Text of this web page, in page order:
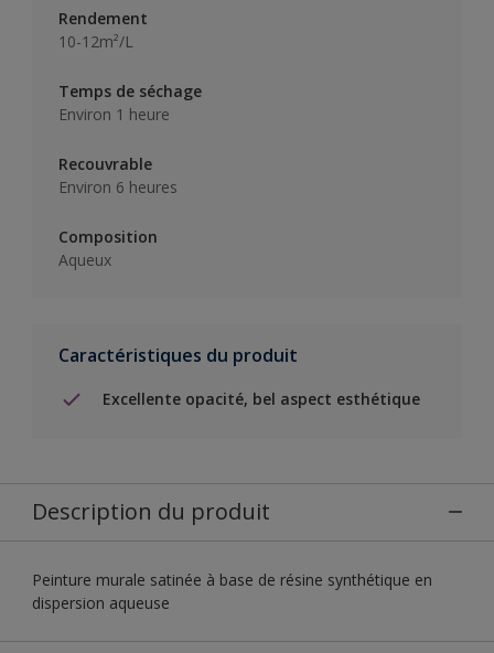
Rendement
10-12m²/L
Temps de séchage
Environ 1 heure
Recouvrable
Environ 6 heures
Composition
Aqueux
Caractéristiques du produit
Excellente opacité, bel aspect esthétique
Description du produit
Peinture murale satinée à base de résine synthétique en
dispersion aqueuse